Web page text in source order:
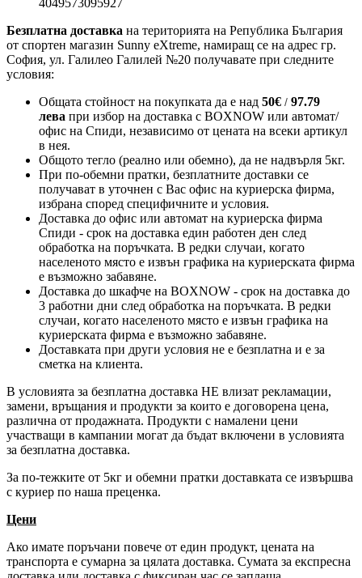
4049573095927
Безплатна доставка на територията на Република България
от спортен магазин Sunny eXtreme, намиращ се на адрес гр.
София, ул. Галилео Галилей №20 получавате при следните
условия:
Общата стойност на покупката да е над 50€ / 97.79
лева при избор на доставка с BOXNOW или автомат/
офис на Спиди, независимо от цената на всеки артикул
в нея.
Общото тегло (реално или обемно), да не надвърля 5кг.
При по-обемни пратки, безплатните доставки се
получават в уточнен с Вас офис на куриерска фирма,
избрана според специфичните и условия.
Доставка до офис или автомат на куриерска фирма
Спиди - срок на доставка един работен ден след
обработка на поръчката. В редки случаи, когато
населеното място е извън графика на куриерската фирма
е възможно забавяне.
Доставка до шкафче на BOXNOW - срок на доставка до
3 работни дни след обработка на поръчката. В редки
случаи, когато населеното място е извън графика на
куриерската фирма е възможно забавяне.
Доставката при други условия не е безплатна и е за
сметка на клиента.
В условията за безплатна доставка НЕ влизат рекламации,
замени, връщания и продукти за които е договорена цена,
различна от продажната. Продукти с намалени цени
участващи в кампании могат да бъдат включени в условията
за безплатна доставка.
За по-тежките от 5кг и обемни пратки доставката се извършва
с куриер по наша преценка.
Цени
Ако имате поръчани повече от един продукт, цената на
транспорта е сумарна за цялата доставка. Сумата за експресна